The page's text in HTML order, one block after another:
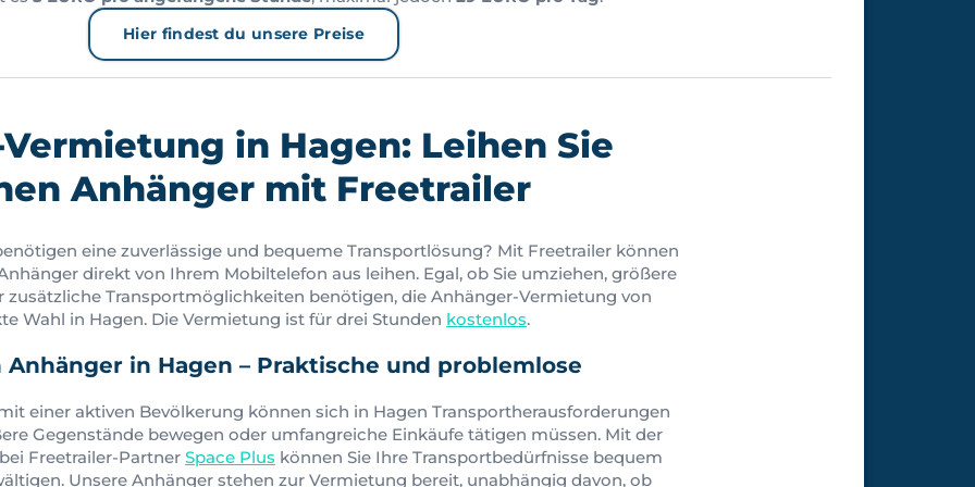
Hier findest du unsere Preise
in Hagen: Leihen Sie
Anhänger mit Freetrailer
eine zuverlässige und bequeme Transportlösung? Mit Freetrailer können
direkt von Ihrem Mobiltelefon aus leihen. Egal, ob Sie umziehen, größere
zusätzliche Transportmöglichkeiten benötigen, die Anhänger-Vermietung von
Wahl in Hagen. Die Vermietung ist für drei Stunden kostenlos.
in Hagen – Praktische und problemlose
einer aktiven Bevölkerung können sich in Hagen Transportherausforderungen
Gegenstände bewegen oder umfangreiche Einkäufe tätigen müssen. Mit der
Freetrailer-Partner Space Plus können Sie Ihre Transportbedürfnisse bequem
Unsere Anhänger stehen zur Vermietung bereit, unabhängig davon, ob